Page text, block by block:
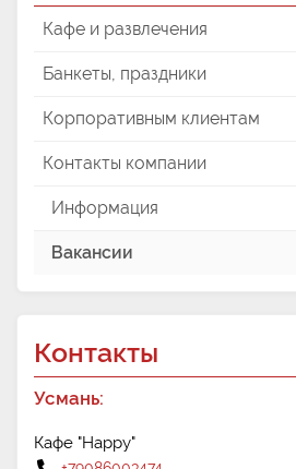
Кафе и развлечения
Банкеты, праздники
Корпоративным клиентам
Контакты компании
Информация
Вакансии
Контакты
Усмань:
Кафе "Happy"